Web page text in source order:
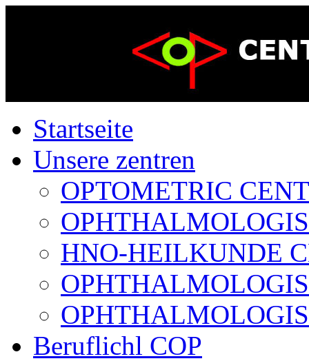
Startseite
Unsere zentren
OPTOMETRIC
HNO-HEILKUNDE
Beruflichl COP